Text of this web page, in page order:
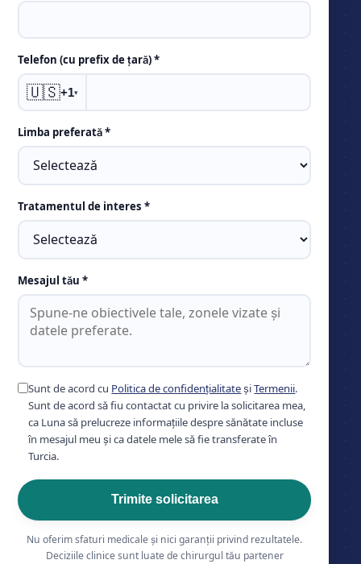
Telefon (cu prefix de țară) *
🇺🇸+1▾
Limba preferată *
Tratamentul de interes *
Mesajul tău *
Sunt de acord cu Politica de confidențialitateșiTermenii.
Sunt de acord să fiu contactat cu privire la solicitarea mea,
ca Luna să prelucreze informațiile despre sănătate incluse
în mesajul meu și ca datele mele să fie transferate în
Turcia.
Trimite solicitarea
Nu oferim sfaturi medicale și nici garanții privind rezultatele.
Deciziile clinice sunt luate de chirurgul tău partener